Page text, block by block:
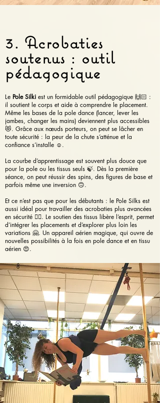
3. Acrobaties
soutenus : outil
pédagogique
Le Pole Silki est un formidable outil pédagogique 🙌🏻 :
il soutient le corps et aide à comprendre le placement.
Même les bases de la pole dance (lancer, lever les
jambes, changer les mains) deviennent plus accessibles
😻. Grâce aux nœuds porteurs, on peut se lâcher en
toute sécurité : la peur de la chute s’atténue et la
confiance s’installe ☺️.
La courbe d’apprentissage est souvent plus douce que
pour la pole ou les tissus seuls 🍃. Dès la première
séance, on peut réussir des spins, des figures de base et
parfois même une inversion 🙃.
Et ce n’est pas que pour les débutants : le Pole Silks est
aussi idéal pour travailler des acrobaties plus avancées
en sécurité 👍🏻. Le soutien des tissus libère l’esprit, permet
d’intégrer les placements et d’explorer plus loin les
variations 🤗. Un appareil aérien magique, qui ouvre de
nouvelles possibilités à la fois en pole dance et en tissu
aérien 😍.